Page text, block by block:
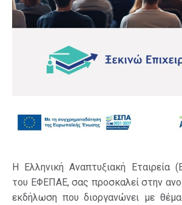
Η Ελληνική Αναπτυξιακή Εταιρεία
του ΕΦΕΠΑΕ, σας προσκαλεί στην
εκδήλωση που διοργανώνει με